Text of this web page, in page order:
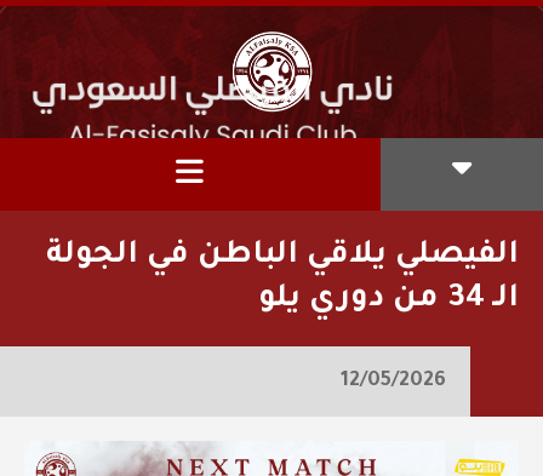
الفيصلي يلاقي الباطن في الجولة
الـ 34 من دوري يلو
12/05/2026